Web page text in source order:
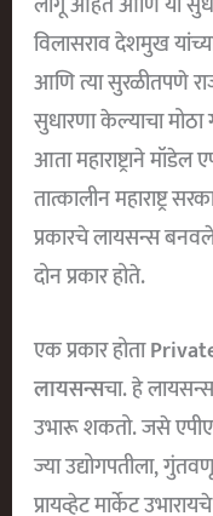
विलासराव देशमुख
आणि त्या सुरळीतपणे
सुधारणा केल्याचा
आता महाराष्ट्राने
तात्कालीन महाराष्ट्र
प्रकारचे लायसन्स
दोन प्रकार होते.
एक प्रकार होता
लायसन्सचा. हे
उभारू शकतो. जसे
ज्या उद्योगपतीला,
प्रायव्हेट मार्केट